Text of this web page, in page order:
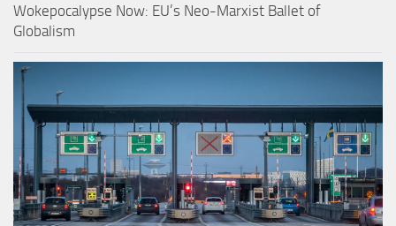
Wokepocalypse Now: EU’s Neo-Marxist Ballet of
Globalism